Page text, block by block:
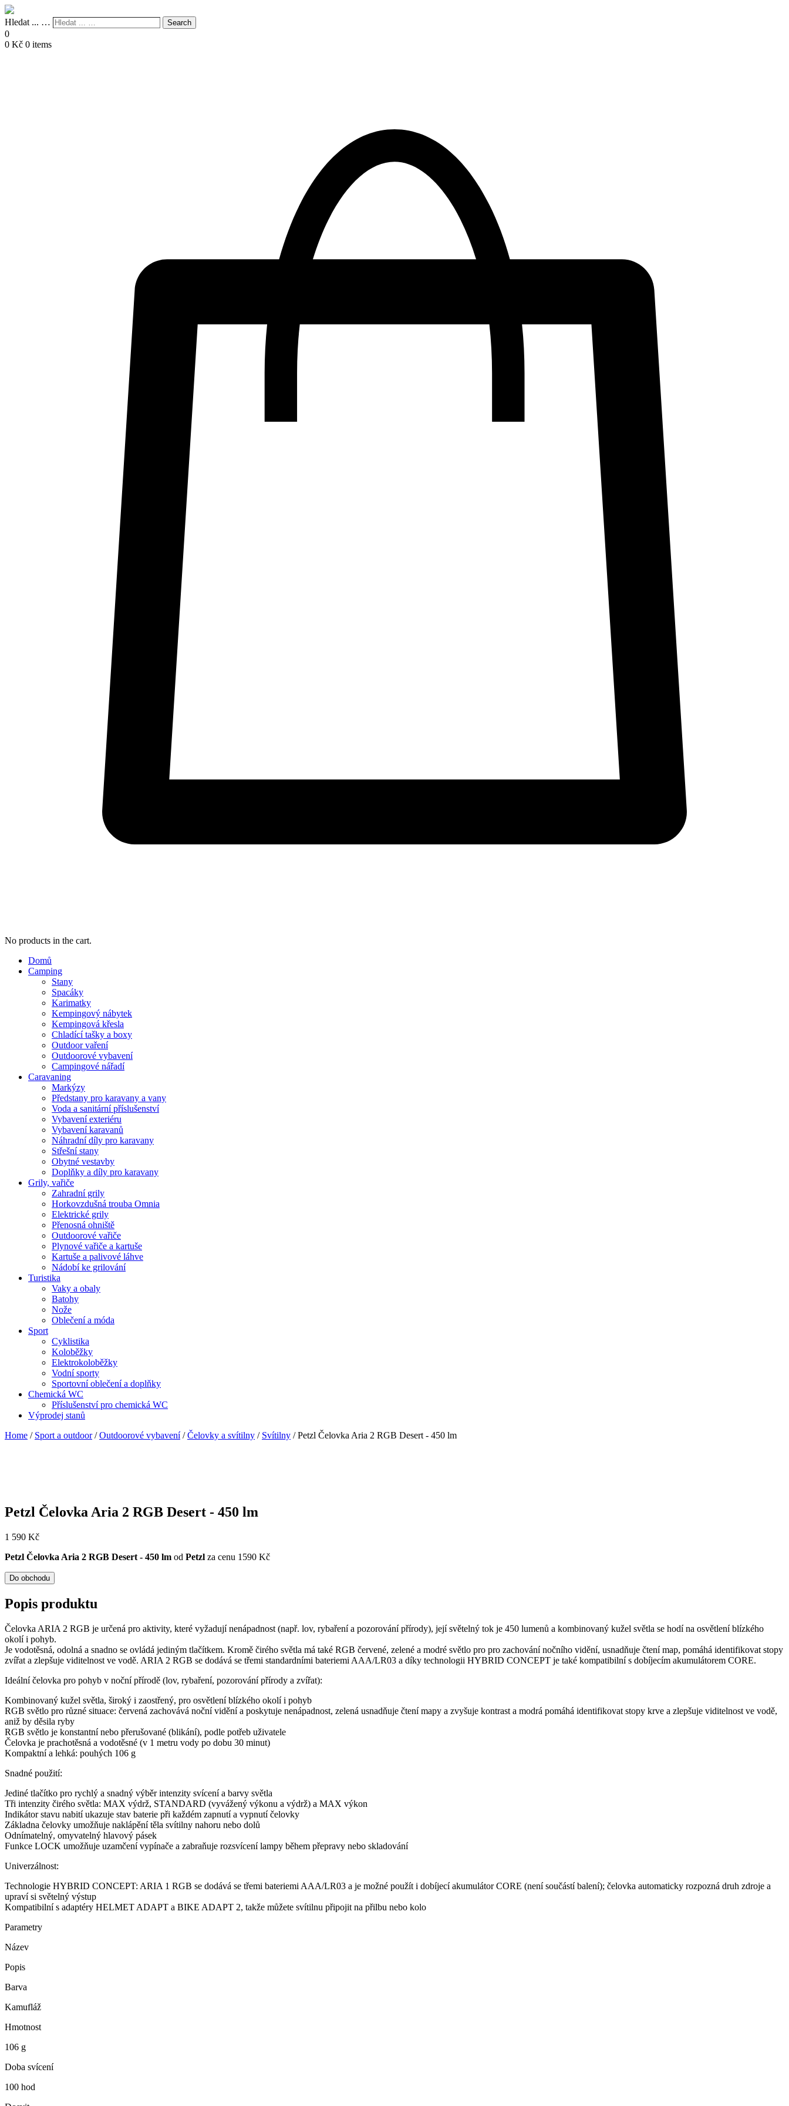
Hledat ... … Search
0
0 Kč 0 items
No products in the cart.
Domů
Camping
Stany
Spacáky
Karimatky
Kempingový nábytek
Kempingová křesla
Chladící tašky a boxy
Outdoor vaření
Outdoorové vybavení
Campingové nářadí
Caravaning
Markýzy
Předstany pro karavany a vany
Voda a sanitární příslušenství
Vybavení exteriéru
Vybavení karavanů
Náhradní díly pro karavany
Střešní stany
Obytné vestavby
Doplňky a díly pro karavany
Grily, vařiče
Zahradní grily
Horkovzdušná trouba Omnia
Elektrické grily
Přenosná ohniště
Outdoorové vařiče
Plynové vařiče a kartuše
Kartuše a palivové láhve
Nádobí ke grilování
Turistika
Vaky a obaly
Batohy
Nože
Oblečení a móda
Sport
Cyklistika
Koloběžky
Elektrokoloběžky
Vodní sporty
Sportovní oblečení a doplňky
Chemická WC
Příslušenství pro chemická WC
Výprodej stanů
Home / Sport a outdoor/Outdoorové vybavení/Čelovky a svítilny / Svítilny / Petzl Čelovka Aria 2 RGB Desert - 450 lm
Petzl Čelovka Aria 2 RGB Desert - 450 lm
1 590 Kč
Petzl Čelovka Aria 2 RGB Desert - 450 lm od Petzl za cenu 1590 Kč
Do obchodu
Popis produktu
Čelovka ARIA 2 RGB je určená pro aktivity, které vyžadují nenápadnost (např. lov, rybaření a pozorování přírody), její světelný tok je 450 lumenů a kombinovaný kužel světla se hodí na osvětlení blízkého
okolí i pohyb.
Je vodotěsná, odolná a snadno se ovládá jediným tlačítkem. Kromě čirého světla má také RGB červené, zelené a modré světlo pro pro zachování nočního vidění, usnadňuje čtení map, pomáhá identifikovat stopy
zvířat a zlepšuje viditelnost ve vodě. ARIA 2 RGB se dodává se třemi standardními bateriemi AAA/LR03 a díky technologii HYBRID CONCEPT je také kompatibilní s dobíjecím akumulátorem CORE.
Ideální čelovka pro pohyb v noční přírodě (lov, rybaření, pozorování přírody a zvířat):
Kombinovaný kužel světla, široký i zaostřený, pro osvětlení blízkého okolí i pohyb
RGB světlo pro různé situace: červená zachovává noční vidění a poskytuje nenápadnost, zelená usnadňuje čtení mapy a zvyšuje kontrast a modrá pomáhá identifikovat stopy krve a zlepšuje viditelnost ve vodě,
aniž by děsila ryby
RGB světlo je konstantní nebo přerušované (blikání), podle potřeb uživatele
Čelovka je prachotěsná a vodotěsné (v 1 metru vody po dobu 30 minut)
Kompaktní a lehká: pouhých 106 g
Snadné použití:
Jediné tlačítko pro rychlý a snadný výběr intenzity svícení a barvy světla
Tři intenzity čirého světla: MAX výdrž, STANDARD (vyvážený výkonu a výdrž) a MAX výkon
Indikátor stavu nabití ukazuje stav baterie při každém zapnutí a vypnutí čelovky
Základna čelovky umožňuje naklápění těla svítilny nahoru nebo dolů
Odnímatelný, omyvatelný hlavový pásek
Funkce LOCK umožňuje uzamčení vypínače a zabraňuje rozsvícení lampy během přepravy nebo skladování
Univerzálnost:
Technologie HYBRID CONCEPT: ARIA 1 RGB se dodává se třemi bateriemi AAA/LR03 a je možné použít i dobíjecí akumulátor CORE (není součástí balení); čelovka automaticky rozpozná druh zdroje a
upraví si světelný výstup
Kompatibilní s adaptéry HELMET ADAPT a BIKE ADAPT 2, takže můžete svítilnu připojit na přilbu nebo kolo
Parametry
Název
Popis
Barva
Kamufláž
Hmotnost
106 g
Doba svícení
100 hod